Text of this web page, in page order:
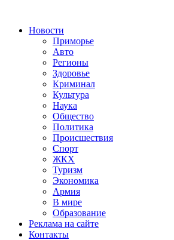
Новости
Приморье
Авто
Регионы
Здоровье
Криминал
Культура
Наука
Общество
Политика
Происшествия
Спорт
ЖКХ
Туризм
Экономика
Армия
В мире
Образование
Реклама на сайте
Контакты